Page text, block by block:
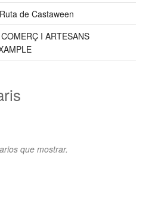
de Castaween
I ARTESANS
que mostrar.